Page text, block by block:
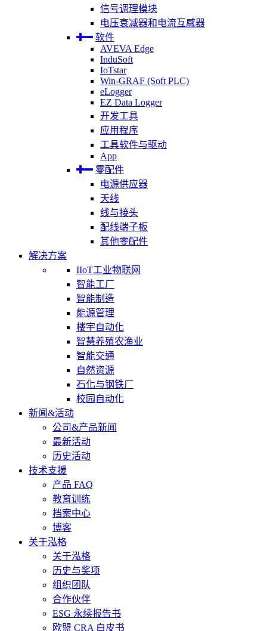
信号调理模块
电压衰减器和电流互感器
软件
AVEVA Edge
InduSoft
IoTstar
Win-GRAF (Soft PLC)
eLogger
EZ Data Logger
开发工具
应用程序
工具软件与驱动
App
零配件
电源供应器
天线
线与接头
配线端子板
其他零配件
解决方案
IIoT工业物联网
智能工厂
智能制造
能源管理
楼宇自动化
智慧养殖农渔业
智能交通
自然资源
石化与钢铁厂
校园自动化
新闻&活动
公司&产品新闻
最新活动
历史活动
技术支援
产品 FAQ
教育训练
档案中心
博客
关于泓格
关于泓格
历史与奖项
组织团队
合作伙伴
ESG 永续报告书
欧盟 CRA 白皮书